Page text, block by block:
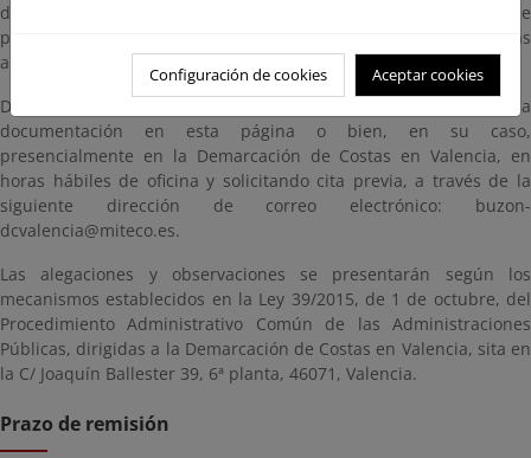
del Anuncio en el Boletín Oficial del Estado, puedan presentarse
por las Administraciones y particulares interesados, las
alegaciones e informes que estimen convenientes.
Durante dicho plazo, los interesados podrán examinar la
documentación en esta página o bien, en su caso,
presencialmente en la Demarcación de Costas en Valencia, en
horas hábiles de oficina y solicitando cita previa, a través de la
siguiente dirección de correo electrónico: buzon-
dcvalencia@miteco.es.
Las alegaciones y observaciones se presentarán según los
mecanismos establecidos en la Ley 39/2015, de 1 de octubre, del
Procedimiento Administrativo Común de las Administraciones
Públicas, dirigidas a la Demarcación de Costas en Valencia, sita en
la C/ Joaquín Ballester 39, 6ª planta, 46071, Valencia.
Prazo de remisión
Configuración de cookies Aceptar cookies